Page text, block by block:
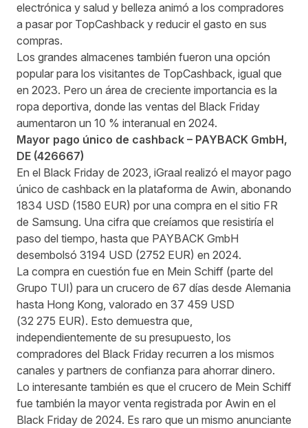
electrónica y salud y belleza animó a los compradores
a pasar por TopCashback y reducir el gasto en sus
compras.
Los grandes almacenes también fueron una opción
popular para los visitantes de TopCashback, igual que
en 2023. Pero un área de creciente importancia es la
ropa deportiva, donde las ventas del Black Friday
aumentaron un 10 % interanual en 2024.
Mayor pago único de cashback – PAYBACK GmbH,
DE (426667)
En el Black Friday de 2023, iGraal realizó el mayor pago
único de cashback en la plataforma de Awin, abonando
1834 USD (1580 EUR) por una compra en el sitio FR
de Samsung. Una cifra que creíamos que resistiría el
paso del tiempo, hasta que PAYBACK GmbH
desembolsó 3194 USD (2752 EUR) en 2024.
La compra en cuestión fue en Mein Schiff (parte del
Grupo TUI) para un crucero de 67 días desde Alemania
hasta Hong Kong, valorado en 37 459 USD
(32 275 EUR). Esto demuestra que,
independientemente de su presupuesto, los
compradores del Black Friday recurren a los mismos
canales y partners de confianza para ahorrar dinero.
Lo interesante también es que el crucero de Mein Schiff
fue también la mayor venta registrada por Awin en el
Black Friday de 2024. Es raro que un mismo anunciante